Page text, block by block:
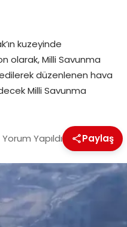
kuzeyinde
olarak, Milli Savunma
edilerek düzenlenen hava
Milli Savunma
Yapıldı Paylaş